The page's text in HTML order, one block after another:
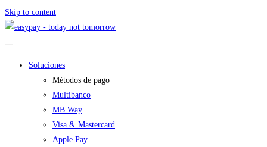
Skip to content
Soluciones
Métodos de pago
Multibanco
MB Way
Visa & Mastercard
Apple Pay